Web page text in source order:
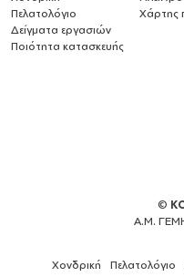
Πελατολόγιο
Δείγματα εργασιών
Ποιότητα κατασκευής
Χάρτης
©
Α.Μ.
Χονδρική Πελατολόγιο